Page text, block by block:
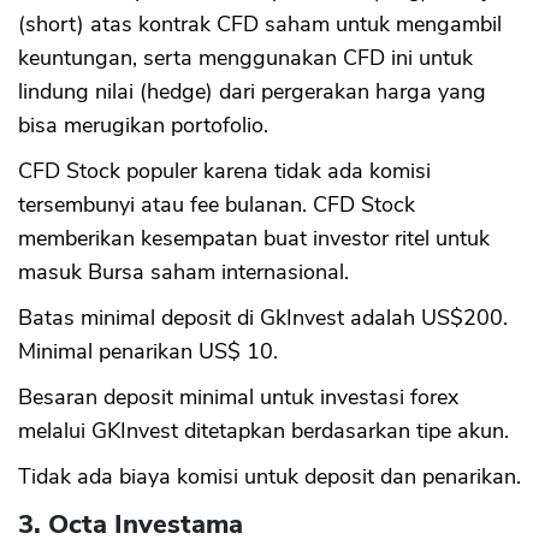
(short) atas kontrak CFD saham untuk mengambil
keuntungan, serta menggunakan CFD ini untuk
lindung nilai (hedge) dari pergerakan harga yang
bisa merugikan portofolio.
CFD Stock populer karena tidak ada komisi
tersembunyi atau fee bulanan. CFD Stock
memberikan kesempatan buat investor ritel untuk
masuk Bursa saham internasional.
Batas minimal deposit di GkInvest adalah US$200.
Minimal penarikan US$ 10.
Besaran deposit minimal untuk investasi forex
melalui GKInvest ditetapkan berdasarkan tipe akun.
Tidak ada biaya komisi untuk deposit dan penarikan.
3. Octa Investama